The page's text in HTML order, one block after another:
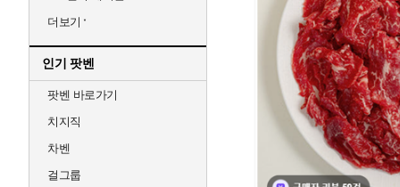
더보기
인기 팟벤
팟벤 바로가기
치지직
차벤
걸그룹